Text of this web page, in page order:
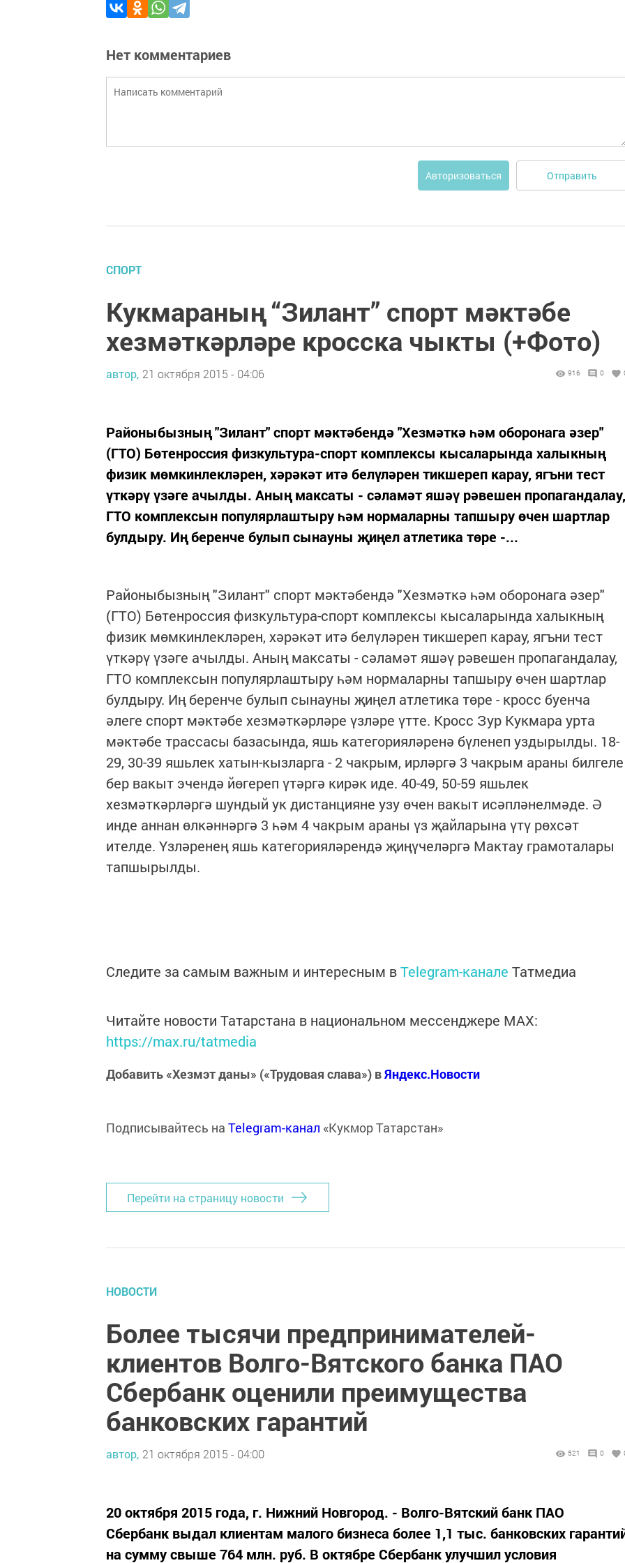
Нет комментариев
Авторизоваться Отправить
СПОРТ
Кукмараның “Зилант” спорт мәктәбе
хезмәткәрләре кросска чыкты (+Фото)
автор, 21 октября 2015 - 04:06 916 0
Районыбызның "Зилант" спорт мәктәбендә "Хезмәткә һәм оборонага әзер"
(ГТО) Бөтенроссия физкультура-спорт комплексы кысаларында халыкның
физик мөмкинлекләрен, хәрәкәт итә белүләрен тикшереп карау, ягъни тест
үткәрү үзәге ачылды. Аның максаты - сәламәт яшәү рәвешен пропагандалау,
ГТО комплексын популярлаштыру һәм нормаларны тапшыру өчен шартлар
булдыру. Иң беренче булып сынауны җиңел атлетика төре -...
Районыбызның "Зилант" спорт мәктәбендә "Хезмәткә һәм оборонага әзер"
(ГТО) Бөтенроссия физкультура-спорт комплексы кысаларында халыкның
физик мөмкинлекләрен, хәрәкәт итә белүләрен тикшереп карау, ягъни тест
үткәрү үзәге ачылды. Аның максаты - сәламәт яшәү рәвешен пропагандалау,
ГТО комплексын популярлаштыру һәм нормаларны тапшыру өчен шартлар
булдыру. Иң беренче булып сынауны җиңел атлетика төре - кросс буенча
әлеге спорт мәктәбе хезмәткәрләре үзләре үтте. Кросс Зур Кукмара урта
мәктәбе трассасы базасында, яшь категорияләренә бүленеп уздырылды. 18-
29, 30-39 яшьлек хатын-кызларга - 2 чакрым, ирләргә 3 чакрым араны билгеле
бер вакыт эчендә йөгереп үтәргә кирәк иде. 40-49, 50-59 яшьлек
хезмәткәрләргә шундый ук дистанцияне узу өчен вакыт исәпләнелмәде. Ә
инде аннан өлкәннәргә 3 һәм 4 чакрым араны үз җайларына үтү рөхсәт
ителде. Үзләренең яшь категорияләрендә җиңүчеләргә Мактау грамоталары
тапшырылды.
Следите за самым важным и интересным вTelegram-канале Татмедиа
Читайте новости Татарстана в национальном мессенджере MАХ:
https://max.ru/tatmedia
Добавить «Хезмэт даны» («Трудовая слава») вЯндекс.Новости
Подписывайтесь на Telegram-канал «Кукмор Татарстан»
Перейти на страницу новости
НОВОСТИ
Более тысячи предпринимателей-
клиентов Волго-Вятского банка ПАО
Сбербанк оценили преимущества
банковских гарантий
автор, 21 октября 2015 - 04:00 521 0
20 октября 2015 года, г. Нижний Новгород. - Волго-Вятский банк ПАО
Сбербанк выдал клиентам малого бизнеса более 1,1 тыс. банковских
на сумму свыше 764 млн. руб. В октябре Сбербанк улучшил условия